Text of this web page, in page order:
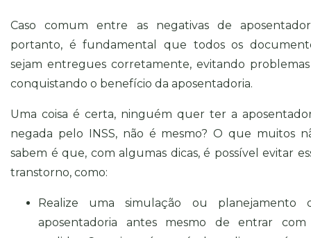
Caso comum entre as negativas de
portanto, é fundamental que todos os
sejam entregues corretamente, evitando
conquistando o benefício da aposentadoria.
Uma coisa é certa, ninguém quer ter a
negada pelo INSS, não é mesmo? O que muitos
sabem é que, com algumas dicas, é possível evitar
transtorno, como:
Realize uma simulação ou planejamento
aposentadoria antes mesmo de entrar